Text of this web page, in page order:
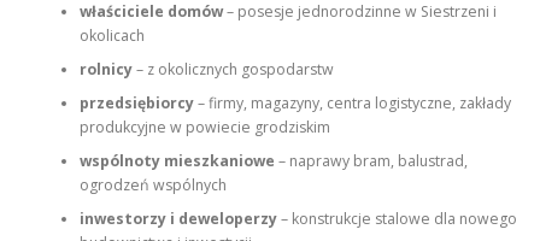
właściciele domów– posesje jednorodzinne w Siestrzeni i
okolicach
rolnicy– z okolicznych gospodarstw
przedsiębiorcy– firmy, magazyny, centra logistyczne, zakłady
produkcyjne w powiecie grodziskim
wspólnoty mieszkaniowe – naprawy bram, balustrad,
ogrodzeń wspólnych
inwestorzy i deweloperzy– konstrukcje stalowe dla nowego